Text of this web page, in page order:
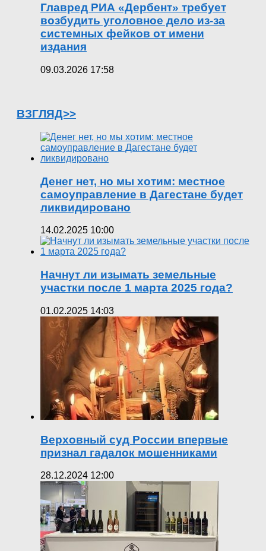
Главред РИА «Дербент» требует
возбудить уголовное дело из-за
системных фейков от имени
издания
09.03.2026 17:58
ВЗГЛЯД>>
Денег нет, но мы хотим: местное
самоуправление в Дагестане будет
ликвидировано
14.02.2025 10:00
Начнут ли изымать земельные
участки после 1 марта 2025 года?
01.02.2025 14:03
Верховный суд России впервые
признал гадалок мошенниками
28.12.2024 12:00